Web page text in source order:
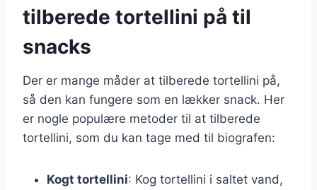
tilberede tortellini på til
snacks
Der er mange måder at tilberede tortellini på,
så den kan fungere som en lækker snack. Her
er nogle populære metoder til at tilberede
tortellini, som du kan tage med til biografen:
Kogt tortellini: Kog tortellini i saltet vand,